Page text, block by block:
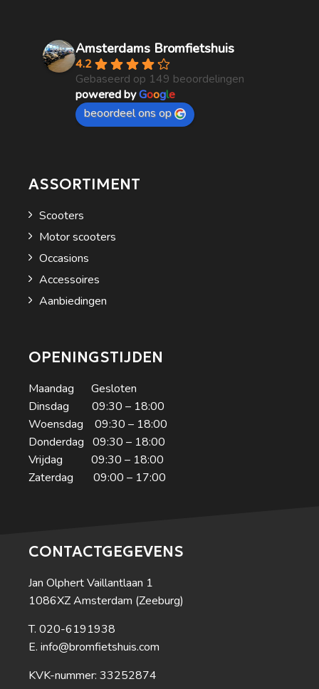
Amsterdams Bromfietshuis
4.2
Gebaseerd op 149 beoordelingen
powered byGoogle
beoordeel ons op
ASSORTIMENT
Scooters
Motor scooters
Occasions
Accessoires
Aanbiedingen
OPENINGSTIJDEN
Maandag Gesloten
Dinsdag 09:30 – 18:00
Woensdag 09:30 – 18:00
Donderdag 09:30 – 18:00
Vrijdag 09:30 – 18:00
Zaterdag 09:00 – 17:00
CONTACTGEGEVENS
Jan Olphert Vaillantlaan 1
1086XZ Amsterdam (Zeeburg)
020-6191938
info@bromfietshuis.com
KVK-nummer: 33252874